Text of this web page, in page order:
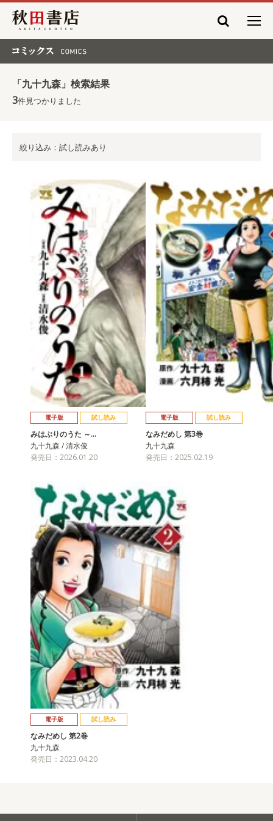
秋田書店
「九十九森」検索結果
3件見つかりました
絞り込み：試し読みあり
電子版 試し読み
みはぶりのうた ～…
九十九森 / 清水俊
発売日：2026.01.20
電子版 試し読み
なみだめし 第3巻
九十九森
発売日：2025.02.19
電子版 試し読み
なみだめし 第2巻
九十九森
発売日：2023.04.20